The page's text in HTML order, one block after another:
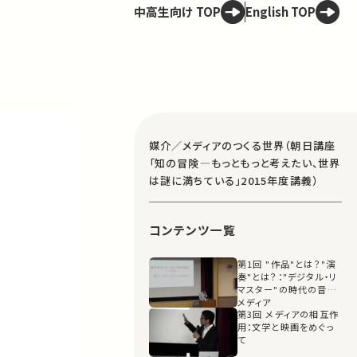
中高生向け TOP English TOP
媒介／メディアのつくる世界（朝日講座
「知の冒険―もっともっと考えたい、世界
は謎に満ちている」2015年度講義）
コンテンツ一覧
第1回 "作品"とは？"演
奏"とは？："デジタル・リ
マスター"の時代の音と
メディア
第3回 メディアの相互作
用：文学と映画をめぐっ
て